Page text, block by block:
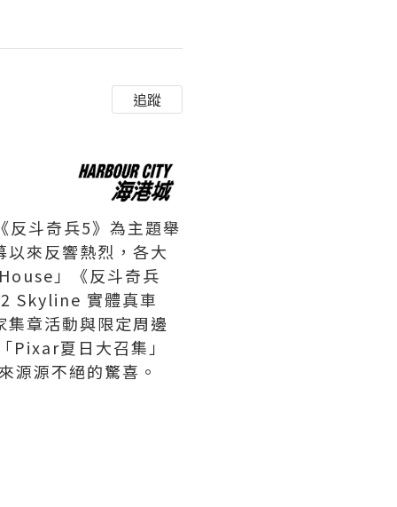
追蹤
斗奇兵5》為主題舉
來反響熱烈，各大
」《反斗奇兵
Skyline 實體真車
章活動與限定周邊
Pixar夏日大召集」
源源不絕的驚喜。